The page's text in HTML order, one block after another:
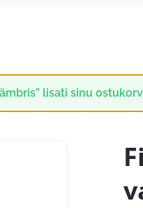
lisati sinu